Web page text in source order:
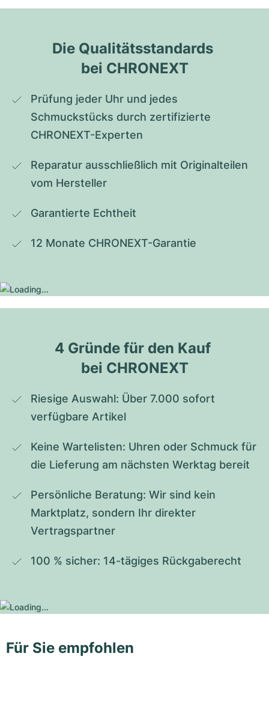
Die Qualitätsstandards
bei CHRONEXT
Prüfung jeder Uhr und jedes
Schmuckstücks durch zertifizierte
CHRONEXT-Experten
Reparatur ausschließlich mit Originalteilen
vom Hersteller
Garantierte Echtheit
12 Monate CHRONEXT-Garantie
4 Gründe für den Kauf
bei CHRONEXT
Riesige Auswahl: Über 7.000 sofort
verfügbare Artikel
Keine Wartelisten: Uhren oder Schmuck für
die Lieferung am nächsten Werktag bereit
Persönliche Beratung: Wir sind kein
Marktplatz, sondern Ihr direkter
Vertragspartner
100 % sicher: 14-tägiges Rückgaberecht
Für Sie empfohlen